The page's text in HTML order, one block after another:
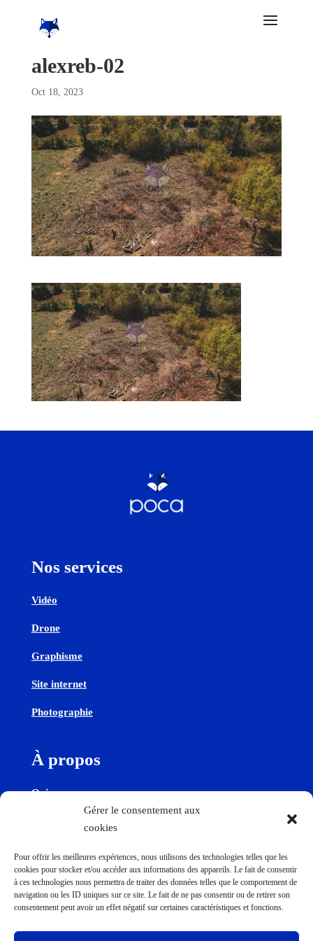
Gérer le consentement aux
cookies
Pour offrir les meilleures expériences, nous utilisons des technologies telles que les
cookies pour stocker et/ou accéder aux informations des appareils. Le fait de consentir
à ces technologies nous permettra de traiter des données telles que le comportement de
navigation ou les ID uniques sur ce site. Le fait de ne pas consentir ou de retirer son
consentement peut avoir un effet négatif sur certaines caractéristiques et fonctions.
alexreb-02
Oct 18, 2023
Nos services
Vidéo
Drone
Graphisme
Site internet
Photographie
À propos
Qui sommes-nous
Contact